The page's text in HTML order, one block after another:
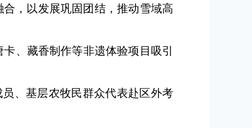
，以发展巩固团结，推动雪域高
、藏香制作等非遗体验项目吸引
、基层农牧民群众代表赴区外考